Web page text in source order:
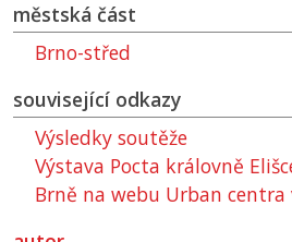
městská část
Brno-střed
související odkazy
Výsledky soutěže
Výstava Pocta královně
Brně na webu Urban centra